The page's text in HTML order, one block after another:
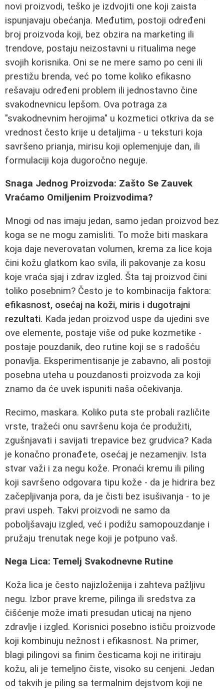
novi proizvodi, teško je izdvojiti one koji zaista
ispunjavaju obećanja. Međutim, postoji određeni
broj proizvoda koji, bez obzira na marketing ili
trendove, postaju neizostavni u ritualima nege
svojih korisnika. Oni se ne mere samo po ceni ili
prestižu brenda, već po tome koliko efikasno
rešavaju određeni problem ili jednostavno čine
svakodnevnicu lepšom. Ova potraga za
"svakodnevnim herojima" u kozmetici otkriva da se
vrednost često krije u detaljima - u teksturi koja
savršeno prianja, mirisu koji oplemenjuje dan, ili
formulaciji koja dugoročno neguje.
Snaga Jednog Proizvoda: Zašto Se Zauvek
Vraćamo Omiljenim Proizvodima?
Mnogi od nas imaju jedan, samo jedan proizvod bez
koga se ne mogu zamisliti. To može biti maskara
koja daje neverovatan volumen, krema za lice koja
čini kožu glatkom kao svila, ili pakovanje za kosu
koje vraća sjaj i zdrav izgled. Šta taj proizvod čini
toliko posebnim? Često je to kombinacija faktora:
efikasnost, osećaj na koži, miris i dugotrajni
rezultati. Kada jedan proizvod uspe da ujedini sve
ove elemente, postaje više od puke kozmetike -
postaje pouzdanik, deo rutine koji se s radošću
ponavlja. Eksperimentisanje je zabavno, ali postoji
posebna uteha u pouzdanosti proizvoda za koji
znamo da će uvek ispuniti naša očekivanja.
Recimo, maskara. Koliko puta ste probali različite
vrste, tražeći onu savršenu koja će produžiti,
zgušnjavati i savijati trepavice bez grudvica? Kada
je konačno pronađete, osećaj je nezamenjiv. Ista
stvar važi i za negu kože. Pronaći kremu ili piling
koji savršeno odgovara tipu kože - da je hidrira bez
začepljivanja pora, da je čisti bez isušivanja - to je
pravi uspeh. Takvi proizvodi ne samo da
poboljšavaju izgled, već i podižu samopouzdanje i
pružaju trenutak nege koji je potpuno vaš.
Nega Lica: Temelj Svakodnevne Rutine
Koža lica je često najizloženija i zahteva pažljivu
negu. Izbor prave kreme, pilinga ili sredstva za
čišćenje može imati presudan uticaj na njeno
zdravlje i izgled. Korisnici posebno ističu proizvode
koji kombinuju nežnost i efikasnost. Na primer,
blagi pilingovi sa finim česticama koji ne iritiraju
kožu, ali je temeljno čiste, visoko su cenjeni. Jedan
od takvih je piling sa termalnim dejstvom koji ne